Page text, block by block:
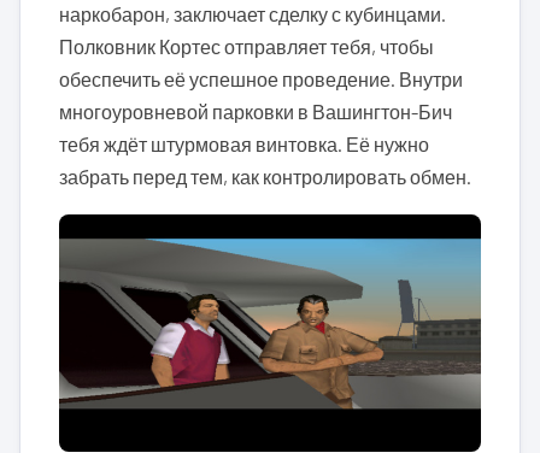
наркобарон, заключает сделку с кубинцами.
Полковник Кортес отправляет тебя, чтобы
обеспечить её успешное проведение. Внутри
многоуровневой парковки в Вашингтон-Бич
тебя ждёт штурмовая винтовка. Её нужно
забрать перед тем, как контролировать обмен.